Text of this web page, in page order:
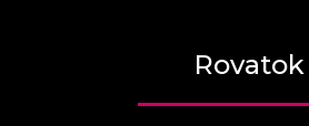
Rovatok